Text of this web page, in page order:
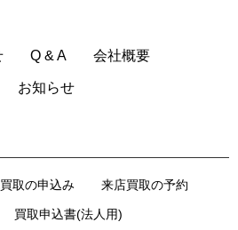
Q & A 会社概要
お知らせ
取の申込み 来店買取の予約
買取申込書(法人用)